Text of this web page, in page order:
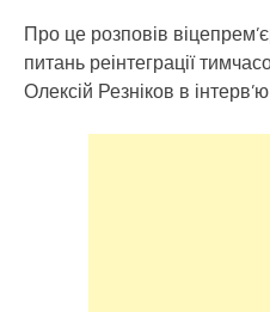
Про це розповів
питань реінтеграції
Олексій Резніков в